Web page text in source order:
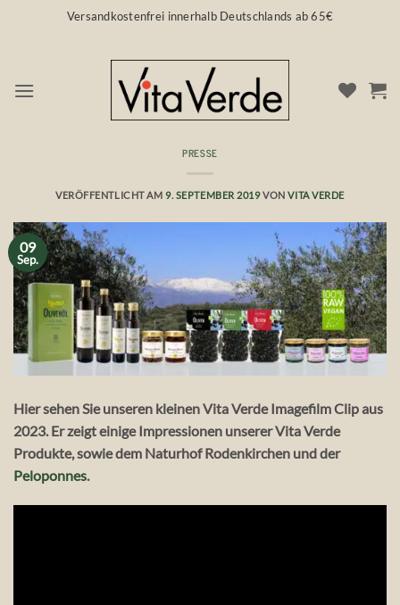
Versandkostenfrei innerhalb Deutschlands ab 65€
PRESSE
VERÖFFENTLICHT AM9. SEPTEMBER 2019VONVITA VERDE
09
Sep.
Hier sehen Sie unseren kleinen Vita Verde Imagefilm Clip aus
2023. Er zeigt einige Impressionen unserer Vita Verde
Produkte, sowie dem Naturhof Rodenkirchen und der
Peloponnes.